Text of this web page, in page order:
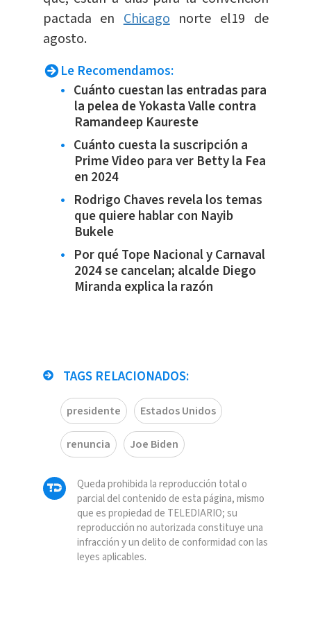
pactada enChicagonorte el19 de
agosto.
Le Recomendamos:
Cuánto cuestan las entradas para
la pelea de Yokasta Valle contra
Ramandeep Kaureste
Cuánto cuesta la suscripción a
Prime Video para ver Betty la Fea
en 2024
Rodrigo Chaves revela los temas
que quiere hablar con Nayib
Bukele
Por qué Tope Nacional y Carnaval
2024 se cancelan; alcalde Diego
Miranda explica la razón
TAGS RELACIONADOS:
presidente Estados Unidos
renuncia Joe Biden
Queda prohibida la reproducción total o
parcial del contenido de esta página, mismo
que es propiedad de TELEDIARIO; su
reproducción no autorizada constituye una
infracción y un delito de conformidad con las
leyes aplicables.